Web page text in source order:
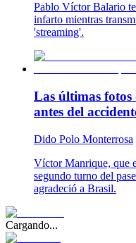
Pablo Víctor Balario
infarto mientras
'streaming'.
Las últimas fotos
antes del
Dido Polo Monterrosa
Víctor Manrique, que
segundo turno del
agradeció a Brasil.
Cargando...